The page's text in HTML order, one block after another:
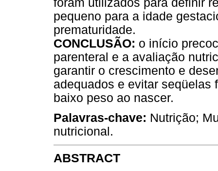
pequeno para a idade
prematuridade.
CONCLUSÃO: o início
parenteral e a avaliação
garantir o crescimento e
adequados e evitar seqüelas
baixo peso ao nascer.
Palavras-chave: Nutrição;
nutricional.
ABSTRACT